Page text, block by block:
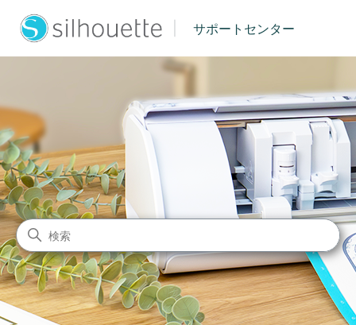
サポートセンター
シルエットジャパン サポート
検索